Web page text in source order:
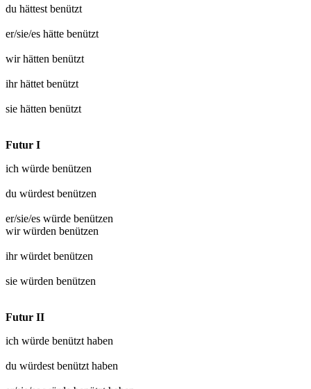
du hättestbenützt
er/sie/es hätte benützt
wir hätten benützt
ihr hättetbenützt
sie hätten benützt
Futur I
ich würde benützen
du würdestbenützen
er/sie/es würde benützen
wir würden benützen
ihr würdetbenützen
sie würden benützen
Futur II
ich würde benützthaben
du würdestbenützthaben